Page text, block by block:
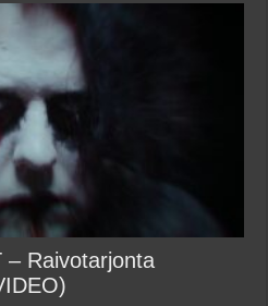
– Raivotarjonta